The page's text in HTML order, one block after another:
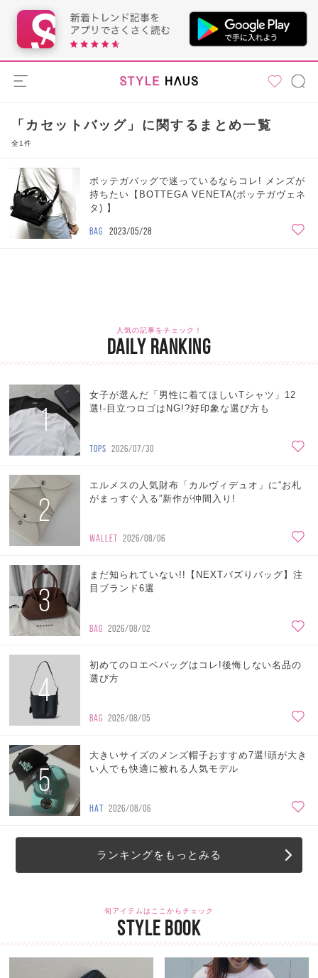
「カセットバッグ」に関するまとめ一覧
全1件
ボッテガバッグで迷っているならコレ! メンズが
持ちたい【BOTTEGA VENETA(ボッテガヴェネ
タ) 】
BAG 2023/05/28
人気の記事をチェック！
DAILY RANKING
1
女子が選んだ「男性に着てほしいTシャツ」12
選!-目立つロゴはNG!?好印象な選び方も
TOPS 2026/07/30
2
エルメスの人気財布「カルヴィデュオ」に“お札
がまっすぐ入る”新作が仲間入り!
WALLET 2026/08/06
3
まだ知られていない!!【NEXTバズりバッグ】注
目ブランド6選
BAG 2026/08/02
4
初めてのロエベバッグはコレ!後悔しない名品の
選び方
BAG 2026/08/05
5
大きいサイズのメンズ帽子おすすめ7選!頭が大き
い人でも快適に被れる人気モデル
HAT 2026/08/06
ランキングをもっとみる
旬アイテムはここからチェック
STYLE BOOK